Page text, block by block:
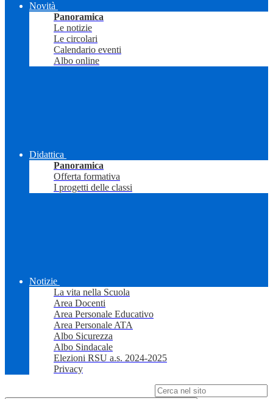
Novità
Panoramica
Le notizie
Le circolari
Calendario eventi
Albo online
Didattica
Panoramica
Offerta formativa
I progetti delle classi
Notizie
La vita nella Scuola
Area Docenti
Area Personale Educativo
Area Personale ATA
Albo Sicurezza
Albo Sindacale
Elezioni RSU a.s. 2024-2025
Privacy